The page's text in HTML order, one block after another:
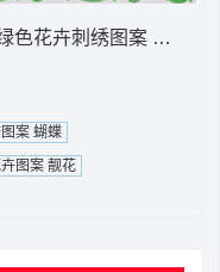
色花卉刺绣图案 抱枕
案 蝴蝶
图案 靓花